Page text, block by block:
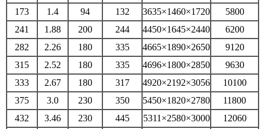
173
1.4 94 132 3635×1460×1720
5800
241
1.88 200 244 4450×1645×2440
6200
282
2.26 180 335 4665×1890×2650
9120
315
2.52 180 335 4696×1800×2850
9630
333
2.67 180 317 4920×2192×3056
10100
375
3.0 230 350 5450×1820×2780
11800
432
3.46 230 445 5311×2580×3000
12060